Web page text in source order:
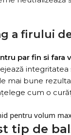
a firului
par fin si fara
mai bune
cum o
tip de